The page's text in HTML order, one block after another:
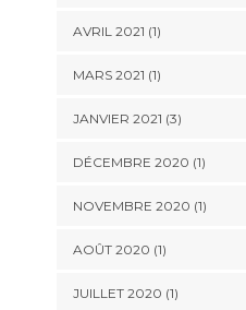
AVRIL 2021 (1)
MARS 2021 (1)
JANVIER 2021 (3)
DÉCEMBRE 2020 (1)
NOVEMBRE 2020 (1)
AOÛT 2020 (1)
JUILLET 2020 (1)